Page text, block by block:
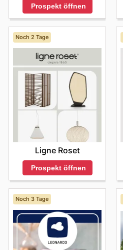
Prospekt öffnen
Noch 2 Tage
Ligne Roset
Prospekt öffnen
Noch 3 Tage